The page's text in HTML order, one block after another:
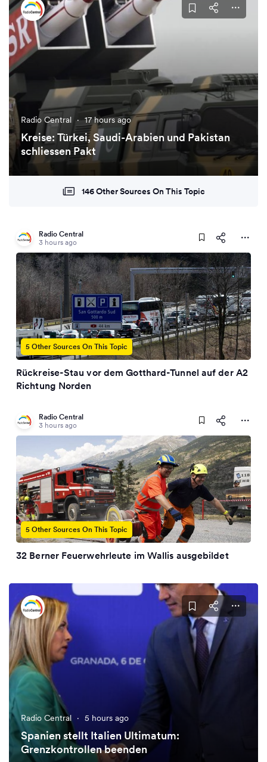
Radio Central · 17 hours ago
Kreise: Türkei, Saudi-Arabien und Pakistan
schliessen Pakt
146 Other Sources On This Topic
Radio Central
3 hours ago
5 Other Sources On This Topic
Rückreise-Stau vor dem Gotthard-Tunnel auf der A2
Richtung Norden
Radio Central
3 hours ago
5 Other Sources On This Topic
32 Berner Feuerwehrleute im Wallis ausgebildet
Radio Central · 5 hours ago
Spanien stellt Italien Ultimatum:
Grenzkontrollen beenden